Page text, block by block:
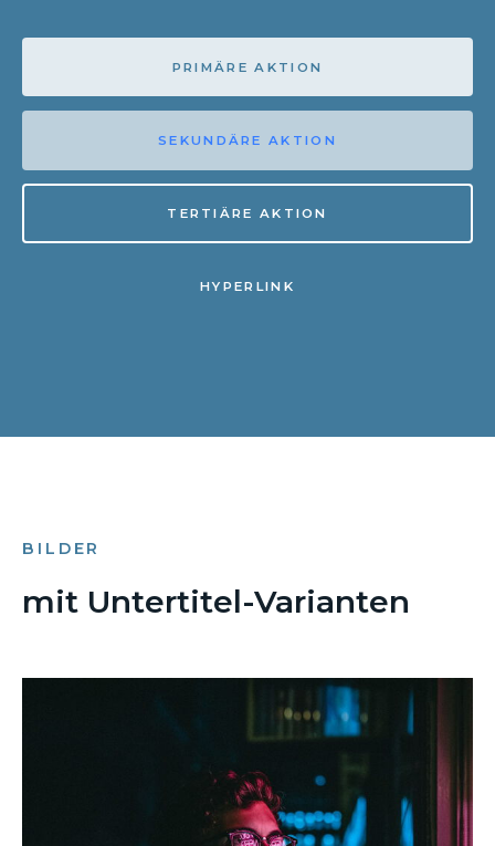
PRIMÄRE AKTION
SEKUNDÄRE AKTION
TERTIÄRE AKTION
HYPERLINK
BILDER
mit Untertitel-Varianten